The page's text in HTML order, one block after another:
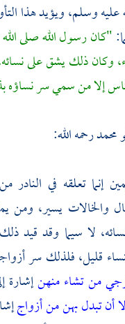
عليه وسلم، ويؤيد هذا
"كان رسول الله صلى
وكان ذلك يشق على
إلا من سمي سر
محمدرحمه الله:
إنما تعلقه في النادر
والخالات يسير،
لا سيما وقد قيد
قليل، فلذلك سر
من تشاء منهنإشارة
أن تبدل بهن من أزواج